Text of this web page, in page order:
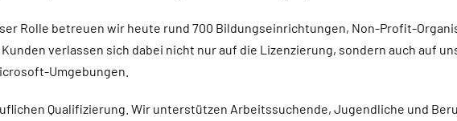
Rolle betreuen wir heute rund 700 Bildungseinrichtungen, Non-Profit-
verlassen sich dabei nicht nur auf die Lizenzierung, sondern auch auf
Umgebungen.
Qualifizierung. Wir unterstützen Arbeitssuchende, Jugendliche und